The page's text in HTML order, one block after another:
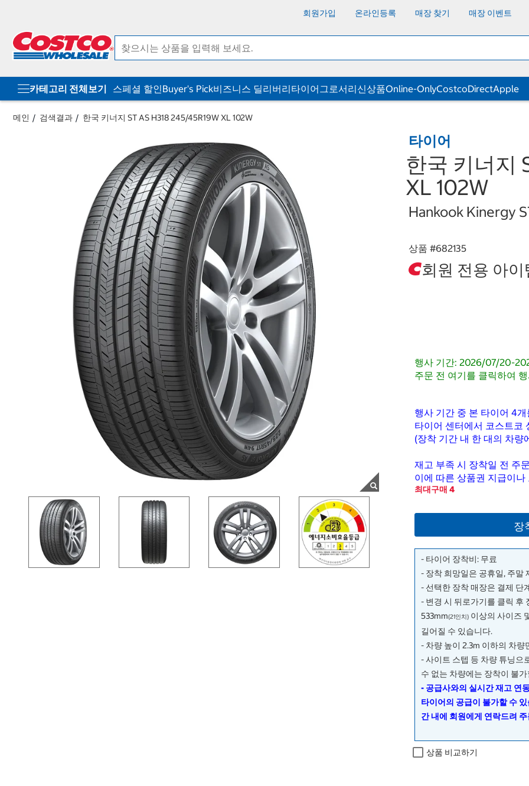
회원가입 온라인등록 매장 찾기 매장 이벤트
카테고리 전체보기 스페셜 할인Buyer's Pick비즈니스 딜리버리타이어그로서리신상품Online-OnlyCostcoDirectApple
메인 검색결과 한국 키너지 ST AS H318 245/45R19W XL 102W
타이어
한국 키너지
XL 102W
Hankook Kinergy
상품 #682135
회원 전용 아이
행사 기간: 2026/07/20-
주문 전 여기를 클릭하여
행사 기간 중 본 타이어 4
타이어 센터에서 코스트코
(장착 기간 내 한 대의 차량
재고 부족 시 장착일 전 주
이에 따른 상품권 지급이
최대구매 4
장
- 타이어 장착비: 무료
- 장착 희망일은 공휴일, 주말
- 선택한 장착 매장은 결제 단
- 변경 시 뒤로가기를 클릭 후
533mm(21인치) 이상의 사이즈
길어질 수 있습니다.
- 차량 높이 2.3m 이하의 차량
- 사이트 스텝 등 차량 튜닝으
수 없는 차량에는 장착이 불
- 공급사와의 실시간 재고 연
타이어의 공급이 불가할 수
간 내에 회원에게 연락드려
상품 비교하기